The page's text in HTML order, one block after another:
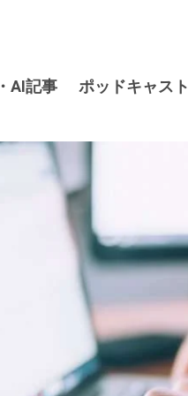
AI記事 ポッドキャスト